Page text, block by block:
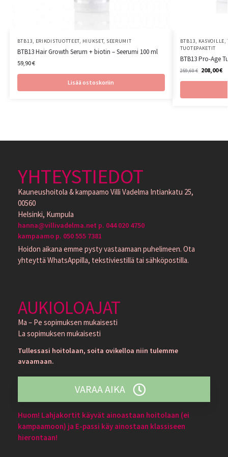
BTB13 ERIKOISTUOTTEET HIUKSET, SEERUMIT
BTB13 Hair Growth Serum + biotin – Seerumi 100 ml
59,90€
Lisää ostoskoriin
BTB13 KASVOILLE ,
TUOTEPAKETIT
BTB13 Pro-Age
259,60€ 208,00€
YHTEYSTIEDOT
Kauneushoitola & kampaamo Villi Vadelma Intiankatu 25,
00560
Helsinki, Kumpula
hanna@villivadelma.net p. 044 020 4750
kampaamo p. 050 555 7381
Hoidon aikana emme pysty vastaamaan puhelimeen. Ota
yhteyttä WhatsAppilla, tekstiviestillä tai sähköpostilla.
AUKIOLOAJAT
Ma – Pe sopimuksen mukaisesti
La sopimuksen mukaisesti
Tullessasi hoitolaan, soita ovikelloa niin tulemme
avaamaan.
VARAA AIKA
Huom! Lahjakortit käyvät ainoastaan hoitolaan (ei
kampaamoon) ja E-passi käy ainostaan klassiseen
hierontaan!